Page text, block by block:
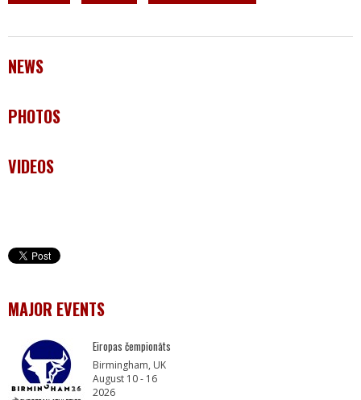
NEWS
PHOTOS
VIDEOS
MAJOR EVENTS
Eiropas čempionāts
Birmingham, UK
August 10 - 16
2026